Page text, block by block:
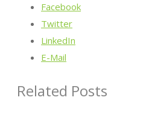
Facebook
Twitter
LinkedIn
E-Mail
Related Posts